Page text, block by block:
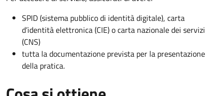
SPID (sistema pubblico di identità digitale), carta
d’identità elettronica (CIE) o carta nazionale dei servizi
(CNS)
tutta la documentazione prevista per la presentazione
della pratica.